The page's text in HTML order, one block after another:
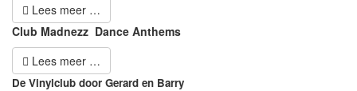
Lees meer …
Club Madnezz Dance Anthems
Lees meer …
De Vinylclub door Gerard en Barry